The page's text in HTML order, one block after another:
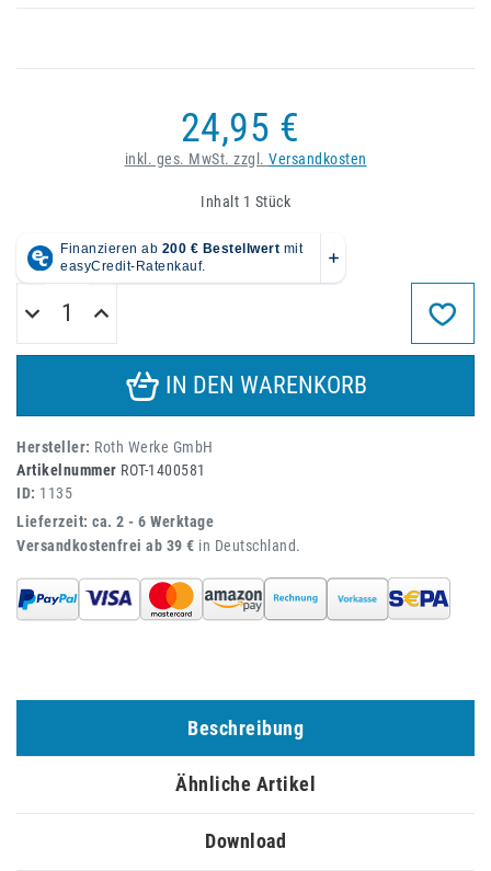
24,95 €
inkl. ges. MwSt. zzgl. Versandkosten
Inhalt 1 Stück
IN DEN WARENKORB
Hersteller: Roth Werke GmbH
Artikelnummer ROT-1400581
ID: 1135
Lieferzeit: ca. 2 - 6 Werktage
Versandkostenfrei ab 39 € in Deutschland.
Beschreibung
Ähnliche Artikel
Download